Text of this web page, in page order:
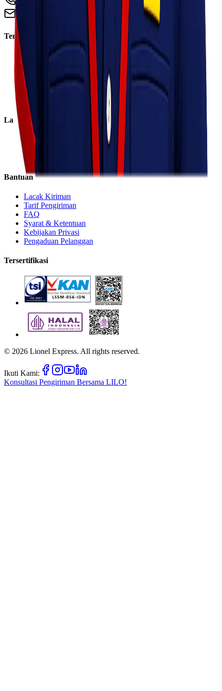
info@lionelexpress.com
Tentang Kami
Tentang Kami
Sosial Perusahaan
Karir
Cabang
Informasi
Layanan
Express
Regular
Eco
Bantuan
Lacak Kiriman
Tarif Pengiriman
FAQ
Syarat & Ketentuan
Kebijakan Privasi
Pengaduan Pelanggan
Tersertifikasi
© 2026 Lionel Express. All rights reserved.
Ikuti Kami:
Konsultasi Pengiriman Bersama LILO!